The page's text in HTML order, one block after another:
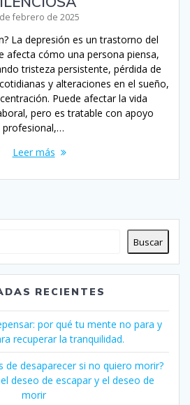
febrero de 2025
La depresión es un trastorno del
afecta cómo una persona piensa,
tristeza persistente, pérdida de
y alteraciones en el sueño,
Puede afectar la vida
pero es tratable con apoyo
profesional,…
Leer más
Buscar
RECIENTES
por qué tu mente no para y
recuperar la tranquilidad.
de desaparecer si no quiero morir?
deseo de escapar y el deseo de
morir